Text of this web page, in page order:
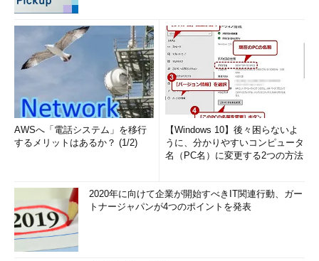
AWSへ「電話システム」を移行
するメリットはあるか？ (1/2)
【Windows 10】後々困らないよ
うに、分かりやすいコンピュータ
名（PC名）に変更する2つの方法
2020年に向けて企業が開始すべきIT関連行動、ガー
トナージャパンが4つのポイントを発表